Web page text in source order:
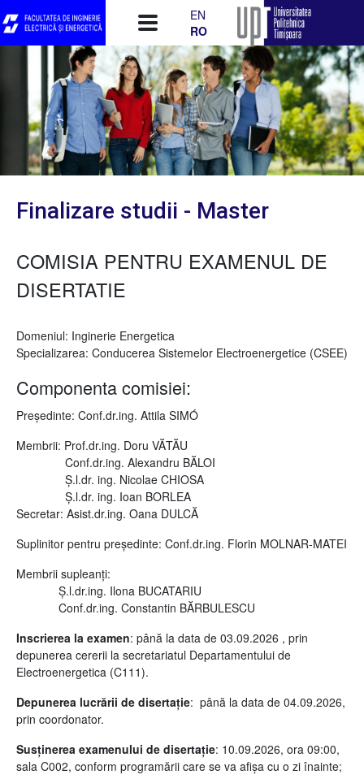
EN
RO
Finalizare studii - Master
COMISIA PENTRU EXAMENUL DE
DISERTATIE
Domeniul: Inginerie Energetica
Specializarea: Conducerea Sistemelor Electroenergetice (CSEE)
Componenta comisiei:
Președinte: Conf.dr.ing. Attila SIMÓ
Membrii: Prof.dr.ing. Doru VĂTĂU
Conf.dr.ing. Alexandru BĂLOI
Ș.l.dr. ing. Nicolae CHIOSA
Ș.l.dr. ing. Ioan BORLEA
Secretar: Asist.dr.ing. Oana DULCĂ
Suplinitor pentru președinte: Conf.dr.ing. Florin MOLNAR-MATEI
Membrii supleanţi:
Ș.l.dr.ing. Ilona BUCATARIU
Conf.dr.ing. Constantin BĂRBULESCU
Inscrierea la examen: până la data de 03.09.2026 , prin
depunerea cererii la secretariatul Departamentului de
Electroenergetica (C111).
Depunerea lucrării de disertație: până la data de 04.09.2026,
prin coordonator.
Susținerea examenului de disertație: 10.09.2026, ora 09:00,
sala C002, conform programării care se va afișa cu o zi înainte;